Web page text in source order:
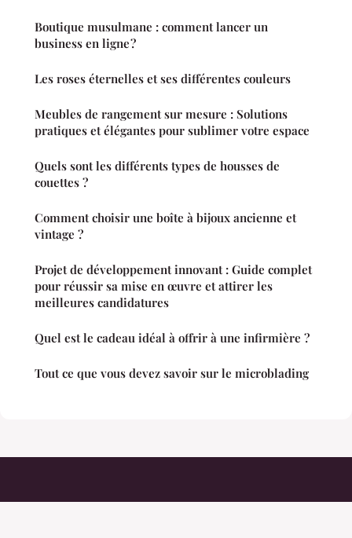
Boutique musulmane : comment lancer un
business en ligne ?
Les roses éternelles et ses différentes couleurs
Meubles de rangement sur mesure : Solutions
pratiques et élégantes pour sublimer votre espace
Quels sont les différents types de housses de
couettes ?
Comment choisir une boîte à bijoux ancienne et
vintage ?
Projet de développement innovant : Guide complet
pour réussir sa mise en œuvre et attirer les
meilleures candidatures
Quel est le cadeau idéal à offrir à une infirmière ?
Tout ce que vous devez savoir sur le microblading
Fumanchuu